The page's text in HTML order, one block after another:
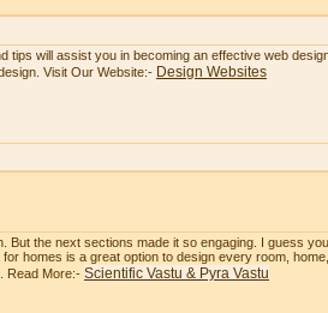
will assist you in becoming an effective web
Visit Our Website:- Design Websites
But the next sections made it so engaging. I guess
homes is a great option to design every room,
Read More:- Scientific Vastu & Pyra Vastu